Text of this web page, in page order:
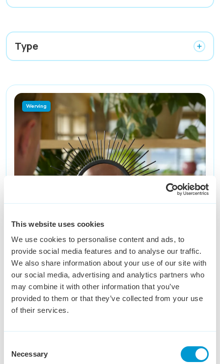
This website uses cookies
We use cookies to personalise content and ads, to
provide social media features and to analyse our traffic.
We also share information about your use of our site with
our social media, advertising and analytics partners who
may combine it with other information that you’ve
provided to them or that they’ve collected from your use
of their services.
Selection
Necessary
Werving
7 signalen dat het tijd is voor een nieuwe
salesbaan
Er is een rede dat je 'uit nieuwsgierigheid' naar die sales
tijd voor een nieuwe uitdaging. Ontdek 7 signalen dat
Type